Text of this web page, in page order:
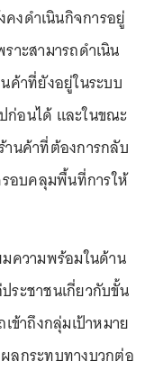
งดำเนินกิจการอยู่
าะสามารถดำเนิน
ค้าที่ยังอยู่ในระบบ
ก่อนได้ และในขณะ
านค้าที่ต้องการกลับ
รอบคลุมพื้นที่การให้
ความพร้อมในด้าน
ระชาชนเกี่ยวกับขั้น
ข้าถึงกลุ่มเป้าหมาย
ลกระทบทางบวกต่อ